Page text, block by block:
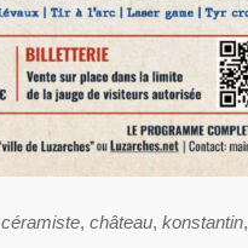
céramiste, château, konstantin,